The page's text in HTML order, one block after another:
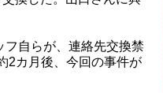
自らが、連絡先交換禁
2カ月後、今回の事件が